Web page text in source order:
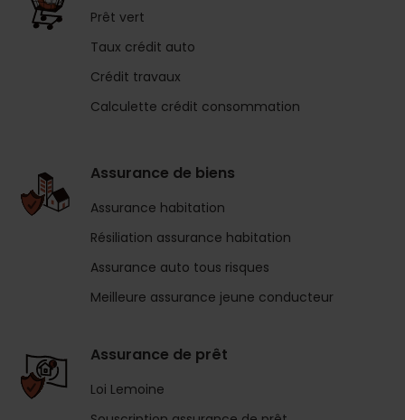
Prêt vert
Taux crédit auto
Crédit travaux
Calculette crédit consommation
Assurance de biens
Assurance habitation
Résiliation assurance habitation
Assurance auto tous risques
Meilleure assurance jeune conducteur
Assurance de prêt
Loi Lemoine